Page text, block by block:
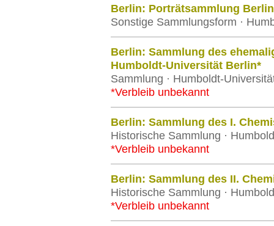
Berlin: Porträtsammlung
Sonstige Sammlungsform ·
Berlin: Sammlung des
Humboldt-Universität Berlin*
Sammlung · Humboldt-
*Verbleib unbekannt
Berlin: Sammlung des I.
Historische Sammlung ·
*Verbleib unbekannt
Berlin: Sammlung des II.
Historische Sammlung ·
*Verbleib unbekannt